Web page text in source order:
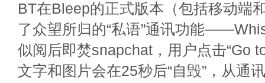
BT在Bleep的正式版本（包括移动端
了众望所归的“私语”通讯功能
似阅后即焚snapchat，用户点击“Go
文字和图片会在25秒后“自毁”，从通